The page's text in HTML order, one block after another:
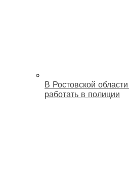
В Ростовской
работать в полиции